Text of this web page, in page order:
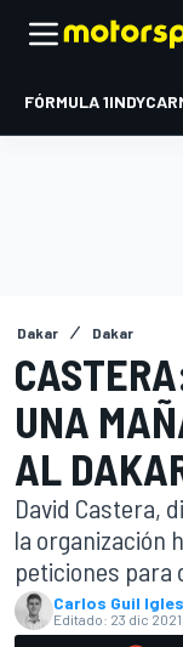
FÓRMULA 1INDYCAR
Dakar Dakar
UNA
AL
David Castera,
la organización
peticiones para
Carlos Guil
Editado: 23 dic